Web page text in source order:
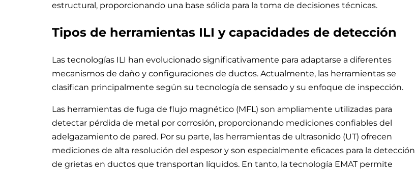
estructural, proporcionando una base sólida para la toma de decisiones técnicas.
Tipos de herramientas ILI y capacidades de detección
Las tecnologías ILI han evolucionado significativamente para adaptarse a diferentes
mecanismos de daño y configuraciones de ductos. Actualmente, las herramientas se
clasifican principalmente según su tecnología de sensado y su enfoque de inspección.
Las herramientas de fuga de flujo magnético (MFL) son ampliamente utilizadas para
detectar pérdida de metal por corrosión, proporcionando mediciones confiables del
adelgazamiento de pared. Por su parte, las herramientas de ultrasonido (UT) ofrecen
mediciones de alta resolución del espesor y son especialmente eficaces para la detección
de grietas en ductos que transportan líquidos. En tanto, la tecnología EMAT permite